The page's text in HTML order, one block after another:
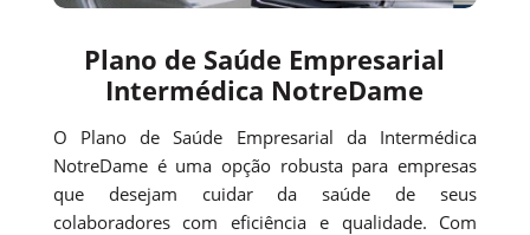
Plano de Saúde Empresarial
Intermédica NotreDame
O Plano de Saúde Empresarial da Intermédica
NotreDame é uma opção robusta para empresas
que desejam cuidar da saúde de seus
colaboradores com eficiência e qualidade. Com